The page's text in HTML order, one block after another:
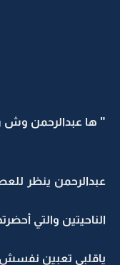
" ها عبدالرحمن وش
عبدالرحمن ينظر
الناحيتين والتي
ياقلبي تعبين نفسش